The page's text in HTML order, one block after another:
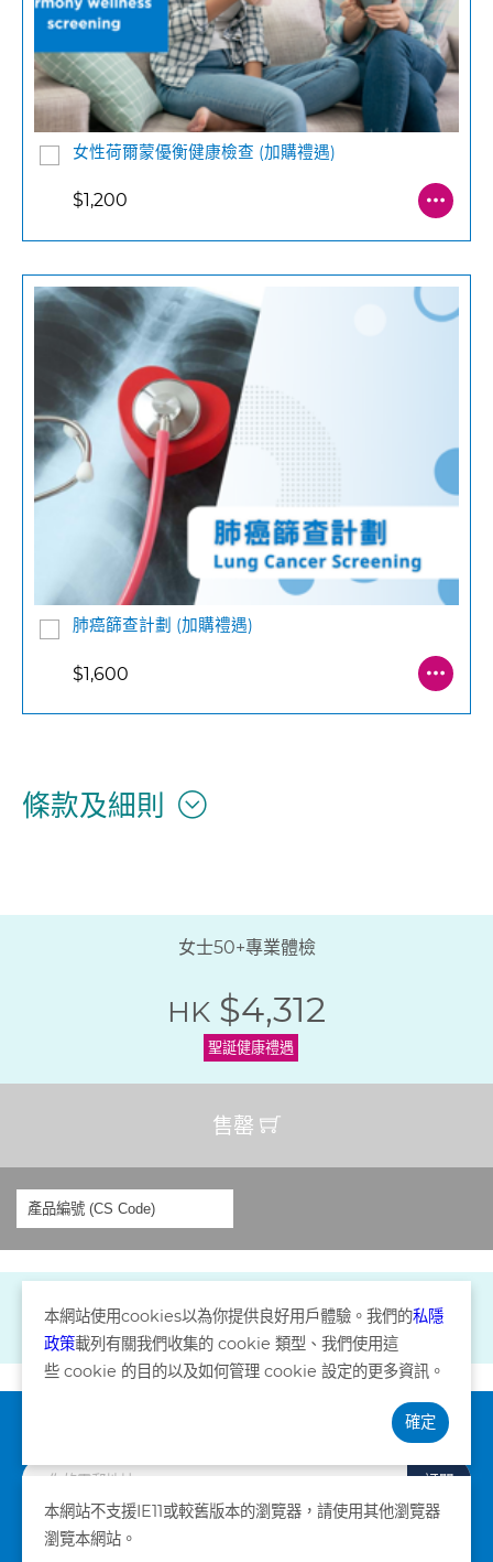
女性荷爾蒙優衡健康檢查 (加購禮遇)
$1,200
肺癌篩查計劃 (加購禮遇)
$1,600
條款及細則
女士50+專業體檢
HK $4,312
聖誕健康禮遇
售罄
訂閱
私隱政策 條款及細則
本網站使用cookies以為你提供良好用戶體驗。我們的私隱
政策載列有關我們收集的 cookie 類型、我們使用這
些 cookie 的目的以及如何管理 cookie 設定的更多資訊。
確定
本網站不支援IE11或較舊版本的瀏覽器，請使用其他瀏覽器
瀏覽本網站。